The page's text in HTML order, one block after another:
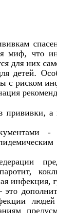
миф, что
для них
детей.
с риском
прививки,
-
инфекция,